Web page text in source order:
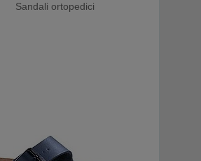
Sandali ortopedici